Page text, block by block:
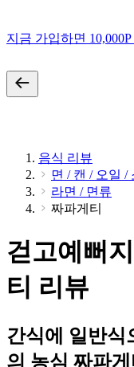
지금 가입하면
음식 리뷰
면 / 캔 / 오일 /
라면 / 면류
짜파게티
걷고예뻐
티 리뷰
간식에 일반식
의 농심 짜파